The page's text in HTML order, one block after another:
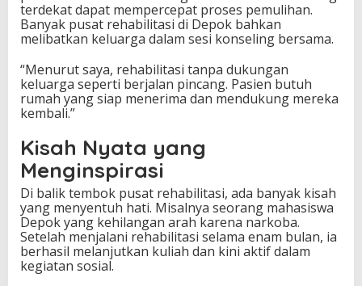
terdekat dapat mempercepat proses pemulihan.
Banyak pusat rehabilitasi di Depok bahkan
melibatkan keluarga dalam sesi konseling bersama.
“Menurut saya, rehabilitasi tanpa dukungan
keluarga seperti berjalan pincang. Pasien butuh
rumah yang siap menerima dan mendukung mereka
kembali.”
Kisah Nyata yang
Menginspirasi
Di balik tembok pusat rehabilitasi, ada banyak kisah
yang menyentuh hati. Misalnya seorang mahasiswa
Depok yang kehilangan arah karena narkoba.
Setelah menjalani rehabilitasi selama enam bulan, ia
berhasil melanjutkan kuliah dan kini aktif dalam
kegiatan sosial.